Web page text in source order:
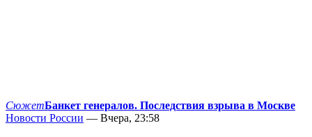
СюжетБанкет генералов. Последствия взрыва в Москве
Новости России — Вчера, 23:58